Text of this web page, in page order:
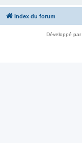
Index du forum
Développé par